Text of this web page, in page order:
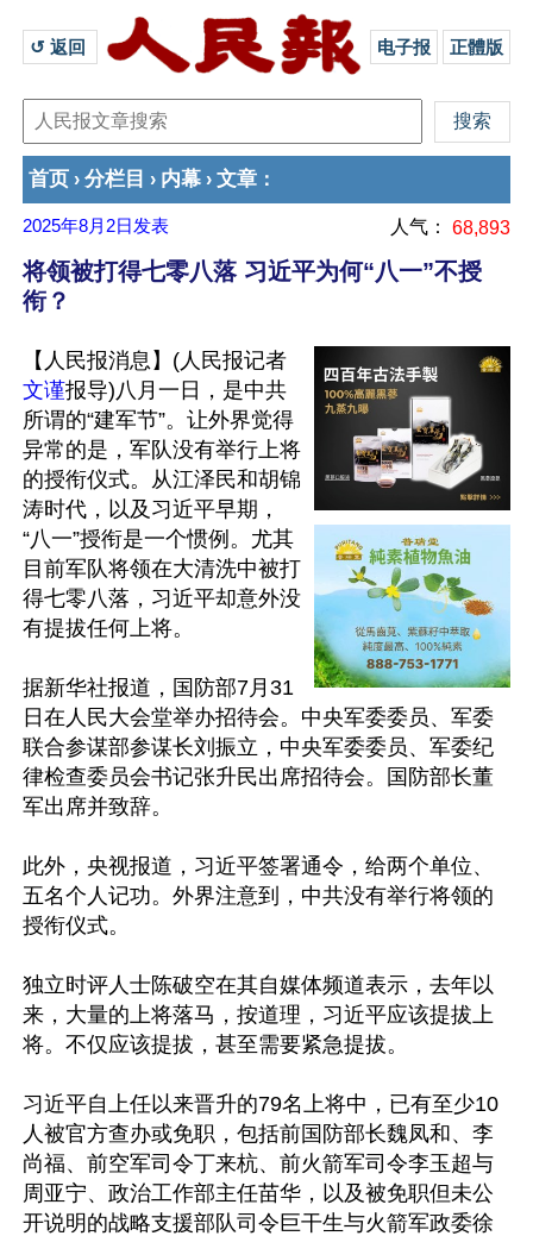
↺ 返回 电子报 正體版
首页 › 分栏目 › 内幕 › 文章 ：
2025年8月2日 发表 人气： 68,893
将领被打得七零八落 习近平为何“八一”不授
衔？
【人民报消息】(人民报记者
文谨报导)八月一日，是中共
所谓的“建军节”。让外界觉得
异常的是，军队没有举行上将
的授衔仪式。从江泽民和胡锦
涛时代，以及习近平早期，
“八一”授衔是一个惯例。尤其
目前军队将领在大清洗中被打
得七零八落，习近平却意外没
有提拔任何上将。
据新华社报道，国防部7月31
日在人民大会堂举办招待会。中央军委委员、军委
联合参谋部参谋长刘振立，中央军委委员、军委纪
律检查委员会书记张升民出席招待会。国防部长董
军出席并致辞。
此外，央视报道，习近平签署通令，给两个单位、
五名个人记功。外界注意到，中共没有举行将领的
授衔仪式。
独立时评人士陈破空在其自媒体频道表示，去年以
来，大量的上将落马，按道理，习近平应该提拔上
将。不仅应该提拔，甚至需要紧急提拔。
习近平自上任以来晋升的79名上将中，已有至少10
人被官方查办或免职，包括前国防部长魏凤和、李
尚福、前空军司令丁来杭、前火箭军司令李玉超与
周亚宁、政治工作部主任苗华，以及被免职但未公
开说明的战略支援部队司令巨干生与火箭军政委徐